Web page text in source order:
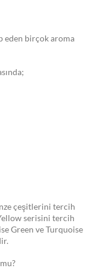
eden birçok aroma
çeşitlerini tercih
serisini tercih
Green ve Turquoise